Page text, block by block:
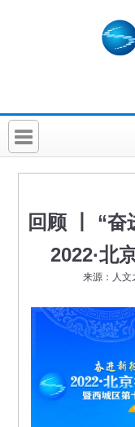
首 页
回顾 丨 “奋
2022·北
来源：人